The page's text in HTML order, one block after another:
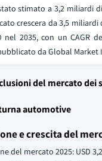
stimato a 3,2 miliardi di
crescera da 3,5 miliardi
2035, con un CAGR
da Global Market
del mercato dei
automotive
e crescita del
del mercato 2025: USD